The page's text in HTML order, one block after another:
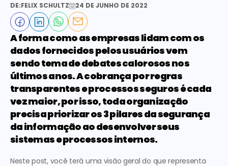
DE:FELIX SCHULTZ 24 DE JUNHO DE 2022
A forma como as empresas lidam com os
dados fornecidos pelos usuários vem
sendo tema de debates calorosos nos
últimos anos. A cobrança por regras
transparentes e processos seguros é cada
vez maior, por isso, toda organização
precisa priorizar os 3 pilares da segurança
da informação ao desenvolver seus
sistemas e processos internos.
Neste post, você terá uma visão geral do que representa